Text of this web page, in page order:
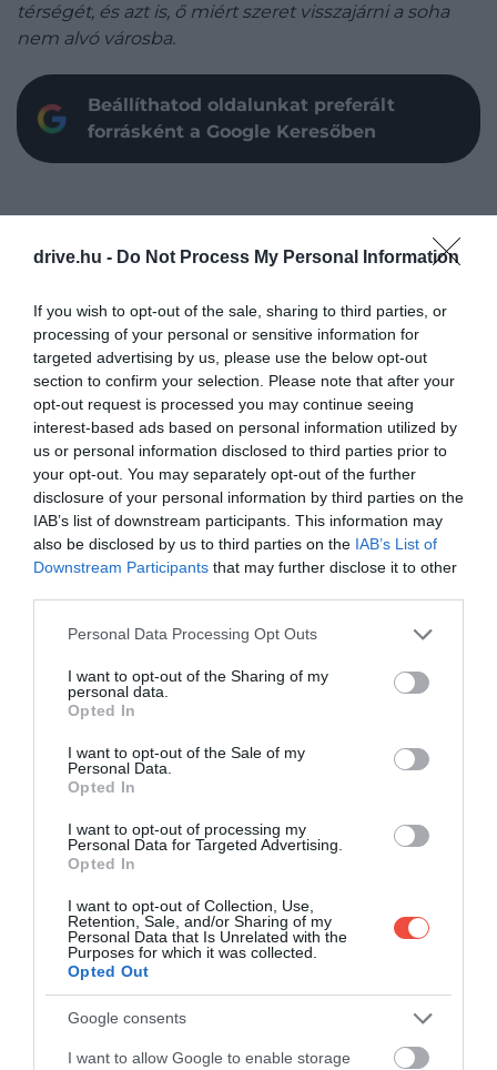
drive.hu - Do Not Process My Personal Information
If you wish to opt-out of the sale, sharing to third parties, or
processing of your personal or sensitive information for
targeted advertising by us, please use the below opt-out
section to confirm your selection. Please note that after your
opt-out request is processed you may continue seeing
interest-based ads based on personal information utilized by
us or personal information disclosed to third parties prior to
your opt-out. You may separately opt-out of the further
disclosure of your personal information by third parties on the
IAB’s list of downstream participants. This information may
also be disclosed by us to third parties on the IAB’s List of
Downstream Participants that may further disclose it to other
Please note that this website/app uses one or more Google
not limited to your visit or usage behaviour. You may click to
grant or deny consent to Google and its third-party tags to
use your data for below specified purposes in below Google
consent section.
Personal Data Processing Opt Outs
I want to opt-out of the Sharing of my
personal data.
Opted In
I want to opt-out of the Sale of my
Personal Data.
Opted In
I want to opt-out of processing my
Personal Data for Targeted Advertising.
Opted In
I want to opt-out of Collection, Use,
Retention, Sale, and/or Sharing of my
Personal Data that Is Unrelated with the
Purposes for which it was collected.
Opted Out
Google consents
I want to allow Google to enable storage
térségét, és azt is, ő miért szeret visszajárni a soha
nem alvó városba.
Beállíthatod oldalunkat preferált
forrásként a Google Keresőben
Dubaj 25 év alatt épült fel: a sivatagból kimagasló
földből, minden nagyon fejlett, így bárhol járunk,
„okosmegoldásokat" látunk, és pár kilométert
autózva a városból már a kihalt sivatagban találjuk
magunkat. Cooky szereti, hogy bármikor tér vissza a
városba, van valami új látványosság, néhány hónap
alatt felhúznak egy újabb tornyot vagy egy
óriáskereket . Ha télen indulunk Dubajba, kellemes
25-30 fokos melegbe érkezünk, ami már
önmagában is elég csábítóan hangzik, de Cooky
még felsorol pár okot, amiért érdemes ide is
ellátogatnunk.